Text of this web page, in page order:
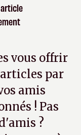
vous offrir
par
amis
! Pas
?